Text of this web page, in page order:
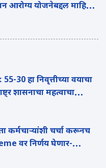
आरोग्य योजनेबद्दल माहिती
30 हा निवृत्तीच्या वयाचा
शासनाचा महत्वाचा
कर्मचाऱ्यांशी चर्चा करूनच
वर निर्णय घेणार-